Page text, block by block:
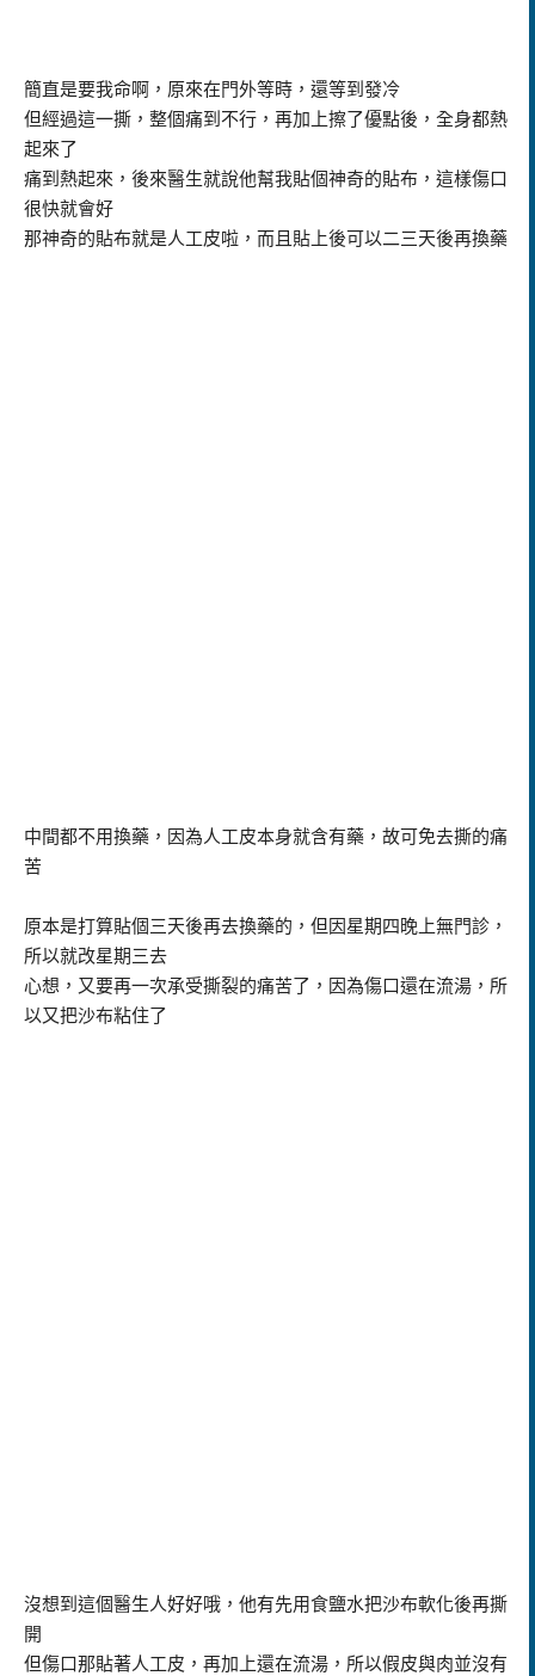
簡直是要我命啊，原來在門外等時，還等到發冷
但經過這一撕，整個痛到不行，再加上擦了優點後，全身都熱
起來了
痛到熱起來，後來醫生就說他幫我貼個神奇的貼布，這樣傷口
很快就會好
那神奇的貼布就是人工皮啦，而且貼上後可以二三天後再換藥
中間都不用換藥，因為人工皮本身就含有藥，故可免去撕的痛
苦
原本是打算貼個三天後再去換藥的，但因星期四晚上無門診，
所以就改星期三去
心想，又要再一次承受撕裂的痛苦了，因為傷口還在流湯，所
以又把沙布粘住了
沒想到這個醫生人好好哦，他有先用食鹽水把沙布軟化後再撕
開
但傷口那貼著人工皮，再加上還在流湯，所以假皮與肉並沒有